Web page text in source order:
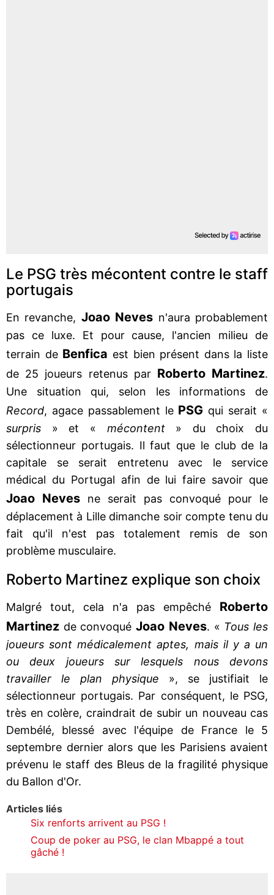
Le PSG très mécontent contre le staff
portugais
En revanche, Joao Neves n'aura probablement
pas ce luxe. Et pour cause, l'ancien milieu de
terrain de Benfica est bien présent dans la liste
de 25 joueurs retenus par Roberto Martinez.
Une situation qui, selon les informations de
Record, agace passablement le PSG qui serait «
surpris » et « mécontent » du choix du
sélectionneur portugais. Il faut que le club de la
capitale se serait entretenu avec le service
médical du Portugal afin de lui faire savoir que
Joao Neves ne serait pas convoqué pour le
déplacement à Lille dimanche soir compte tenu du
fait qu'il n'est pas totalement remis de son
problème musculaire.
Roberto Martinez explique son choix
Malgré tout, cela n'a pas empêché Roberto
Martinez de convoquéJoao Neves. « Tous les
joueurs sont médicalement aptes, mais il y a un
ou deux joueurs sur lesquels nous devons
travailler le plan physique », se justifiait le
sélectionneur portugais. Par conséquent, le PSG,
très en colère, craindrait de subir un nouveau cas
Dembélé, blessé avec l'équipe de France le 5
septembre dernier alors que les Parisiens avaient
prévenu le staff des Bleus de la fragilité physique
du Ballon d'Or.
Articles liés
Six renforts arrivent au PSG !
Coup de poker au PSG, le clan Mbappé a tout
gâché !